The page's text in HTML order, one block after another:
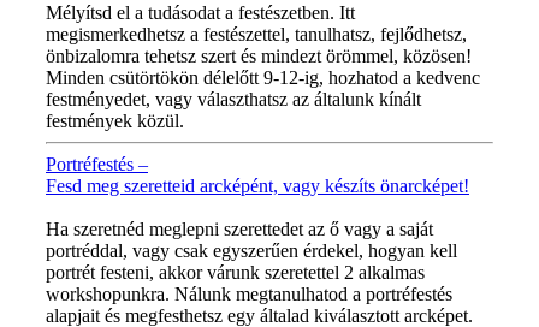
Mélyítsd el a tudásodat a festészetben. Itt
megismerkedhetsz a festészettel, tanulhatsz, fejlődhetsz,
önbizalomra tehetsz szert és mindezt örömmel, közösen!
Minden csütörtökön délelőtt 9-12-ig, hozhatod a kedvenc
festményedet, vagy választhatsz az általunk kínált
festmények közül.
Portréfestés –
Fesd meg szeretteid arcképént, vagy készíts önarcképet!
Ha szeretnéd meglepni szerettedet az ő vagy a saját
portréddal, vagy csak egyszerűen érdekel, hogyan kell
portrét festeni, akkor várunk szeretettel 2 alkalmas
workshopunkra. Nálunk megtanulhatod a portréfestés
alapjait és megfesthetsz egy általad kiválasztott arcképet.